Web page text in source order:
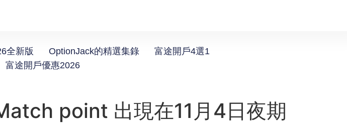
全新版 OptionJack的精選集錄
富途開戶4選1
富途開戶優惠2026
point 出現在11月4日夜期